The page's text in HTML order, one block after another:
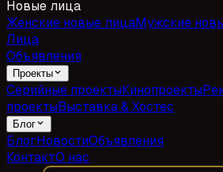
Новые лица
Женские новые лицаМужские
Лица
Объявления
Проекты
Серийные проектыКинопроекты
проектыВыставка & Хостес
Блог
БлогНовостиОбъявления
КонтактО нас